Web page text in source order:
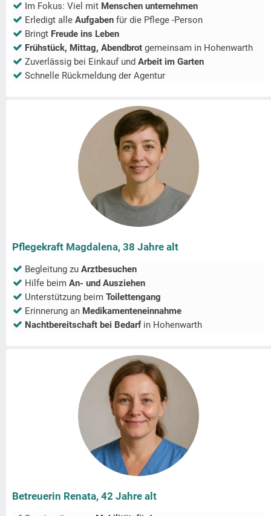
Im Fokus: Viel mit Menschen unternehmen
Erledigt alle Aufgaben für die Pflege -Person
Bringt Freude ins Leben
Frühstück, Mittag, Abendbrot gemeinsam in Hohenwarth
Zuverlässig bei Einkauf und Arbeit im Garten
Schnelle Rückmeldung der Agentur
Pflegekraft Magdalena, 38 Jahre alt
Begleitung zu Arztbesuchen
Hilfe beim An- und Ausziehen
Unterstützung beim Toilettengang
Erinnerung an Medikamenteneinnahme
Nachtbereitschaft bei Bedarfin Hohenwarth
Betreuerin Renata, 42 Jahre alt